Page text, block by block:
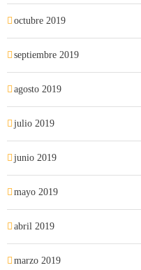
octubre 2019
septiembre 2019
agosto 2019
julio 2019
junio 2019
mayo 2019
abril 2019
marzo 2019